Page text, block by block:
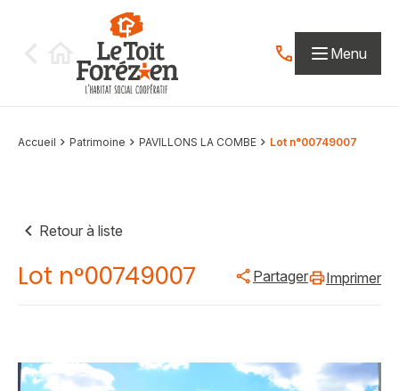
Contactez-nous
Menu
Accueil Patrimoine PAVILLONS LA COMBE Lot n°00749007
Retour à liste
Lot n°00749007 Partager Imprimer